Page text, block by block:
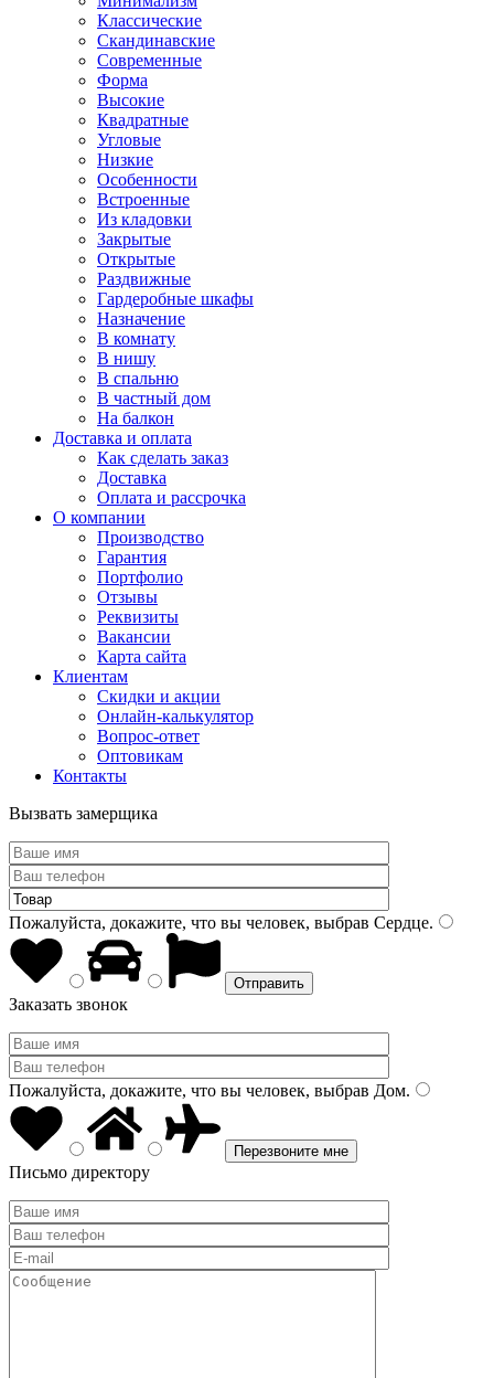
Классические
Скандинавские
Современные
Форма
Высокие
Квадратные
Угловые
Низкие
Особенности
Встроенные
Из кладовки
Закрытые
Открытые
Раздвижные
Гардеробные шкафы
Назначение
В комнату
В нишу
В спальню
В частный дом
На балкон
Доставка и оплата
Как сделать заказ
Доставка
Оплата и рассрочка
О компании
Производство
Гарантия
Портфолио
Отзывы
Реквизиты
Вакансии
Карта сайта
Клиентам
Скидки и акции
Онлайн-калькулятор
Вопрос-ответ
Оптовикам
Контакты
Вызвать замерщика
Пожалуйста, докажите, что вы человек, выбрав Сердце.
Заказать звонок
Пожалуйста, докажите, что вы человек, выбрав Дом.
Письмо директору